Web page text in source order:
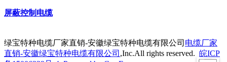
屏蔽控制电缆
绿宝特种电缆厂家直销-安徽绿宝特种电缆有限公司 电缆厂家
直销-安徽绿宝特种电缆有限公司 ,Inc.All rights reserved. 皖ICP